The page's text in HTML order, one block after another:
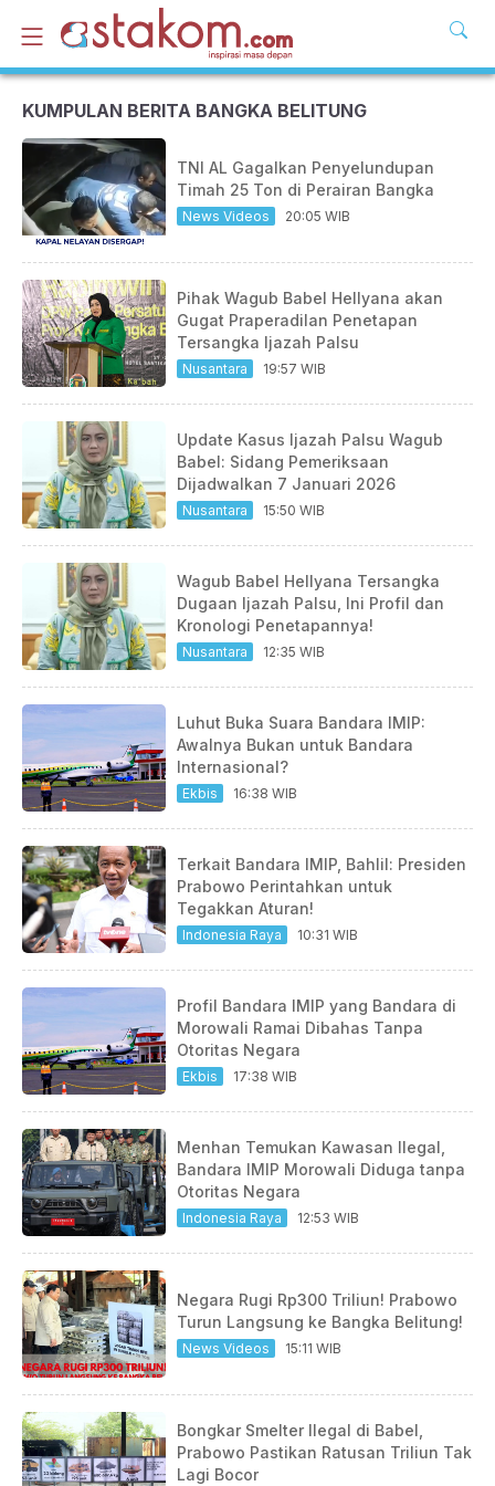
KUMPULAN BERITA BANGKA BELITUNG
TNI AL Gagalkan Penyelundupan
Timah 25 Ton di Perairan Bangka
News Videos 20:05 WIB
Pihak Wagub Babel Hellyana akan
Gugat Praperadilan Penetapan
Tersangka Ijazah Palsu
Nusantara 19:57 WIB
Update Kasus Ijazah Palsu Wagub
Babel: Sidang Pemeriksaan
Dijadwalkan 7 Januari 2026
Nusantara 15:50 WIB
Wagub Babel Hellyana Tersangka
Dugaan Ijazah Palsu, Ini Profil dan
Kronologi Penetapannya!
Nusantara 12:35 WIB
Luhut Buka Suara Bandara IMIP:
Awalnya Bukan untuk Bandara
Internasional?
Ekbis 16:38 WIB
Terkait Bandara IMIP, Bahlil: Presiden
Prabowo Perintahkan untuk
Tegakkan Aturan!
Indonesia Raya 10:31 WIB
Profil Bandara IMIP yang Bandara di
Morowali Ramai Dibahas Tanpa
Otoritas Negara
Ekbis 17:38 WIB
Menhan Temukan Kawasan Ilegal,
Bandara IMIP Morowali Diduga tanpa
Otoritas Negara
Indonesia Raya 12:53 WIB
Negara Rugi Rp300 Triliun! Prabowo
Turun Langsung ke Bangka Belitung!
News Videos 15:11 WIB
Bongkar Smelter Ilegal di Babel,
Prabowo Pastikan Ratusan Triliun Tak
Lagi Bocor